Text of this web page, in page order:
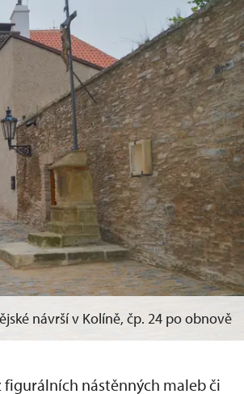
návrší v Kolíně, čp. 24 po obnově
nástěnných maleb či